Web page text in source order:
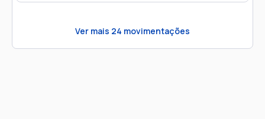
Ver mais 24 movimentações